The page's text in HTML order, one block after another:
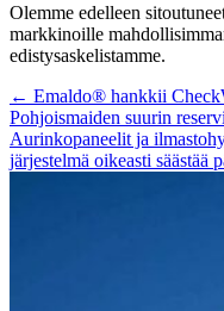
Olemme edelleen
markkinoille
edistysaskelistamme.
Posts
navigation
← Emaldo® hankkii
Pohjoismaiden suurin
Aurinkopaneelit ja
järjestelmä oikeasti säästää